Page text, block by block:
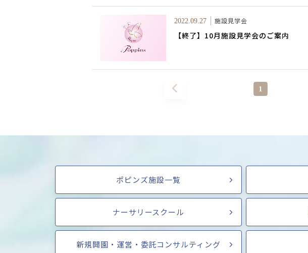
2022.09.27 施設見学会
【終了】10月施設見学会のご案内
1
ポピンズ施設一覧
ナーサリースクール
新規開園・運営・委託コンサルティング